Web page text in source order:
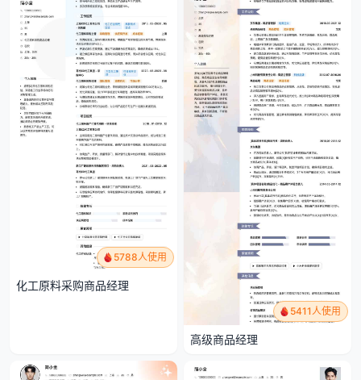
5788人使用
化工原料采购商品经理
5411人使用
高级商品经理